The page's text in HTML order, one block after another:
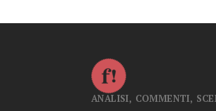
ANALISI, COMMENTI,